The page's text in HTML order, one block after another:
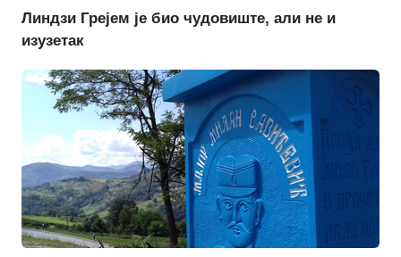
Линдзи Грејем је био чудовиште, али не и
изузетак